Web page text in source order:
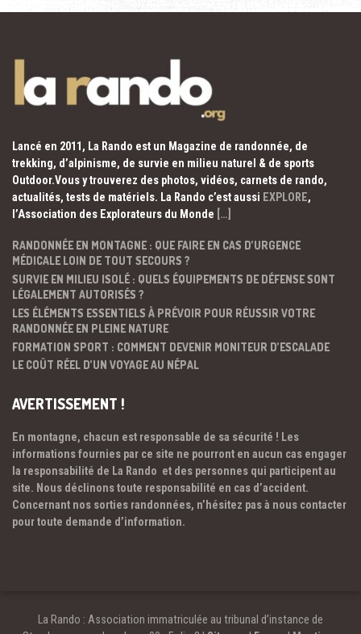
Lancé en 2011, La Rando est un Magazine de randonnée, de
trekking, d’alpinisme, de survie en milieu naturel & de sports
Outdoor.Vous y trouverez des photos, vidéos, carnets de rando,
actualités, tests de matériels. La Rando c’est aussi EXPLORE,
l’Association des Explorateurs du Monde […]
RANDONNÉE EN MONTAGNE : QUE FAIRE EN CAS D’URGENCE
MÉDICALE LOIN DE TOUT SECOURS ?
SURVIE EN MILIEU ISOLÉ : QUELS ÉQUIPEMENTS DE DÉFENSE SONT
LÉGALEMENT AUTORISÉS ?
LES ÉLÉMENTS ESSENTIELS À PRÉVOIR POUR RÉUSSIR VOTRE
RANDONNÉE EN PLEINE NATURE
FORMATION SPORT : COMMENT DEVENIR MONITEUR D’ESCALADE
LE COÛT RÉEL D’UN VOYAGE AU NÉPAL
AVERTISSEMENT !
En montagne, chacun est responsable de sa sécurité ! Les
informations fournies par ce site ne pourront en aucun cas engager
la responsabilité de La Rando et des personnes qui participent au
site. Nous déclinons toute responsabilité en cas d’accident.
Concernant nos sorties randonnées, n’hésitez pas à nous contacter
pour toute demande d’information.
La Rando : Association immatriculée au tribunal d’instance de